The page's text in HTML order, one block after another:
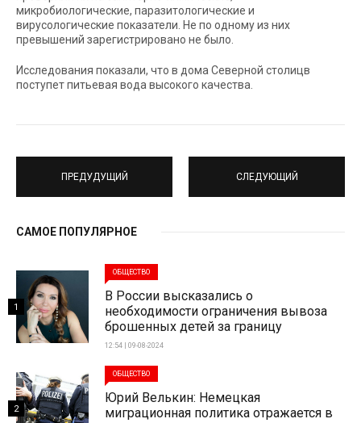
микробиологические, паразитологические и
вирусологические показатели. Не по одному из них
превышений зарегистрировано не было.
Исследования показали, что в дома Северной столицв
поступет питьевая вода высокого качества.
ПРЕДУДУЩИЙ СЛЕДУЮЩИЙ
САМОЕ ПОПУЛЯРНОЕ
ОБЩЕСТВО
В России высказались о
необходимости ограничения вывоза
брошенных детей за границу
12:54 | 09-08-2024
1
ОБЩЕСТВО
Юрий Велькин: Немецкая
миграционная политика отражается в
2